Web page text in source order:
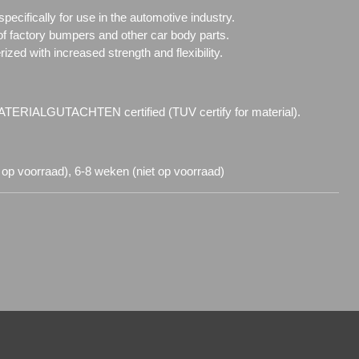
for use in the automotive industry.
factory bumpers and other car body parts.
with increased strength and flexibility.
certified (TUV certify for material).
voorraad), 6-8 weken (niet op voorraad)